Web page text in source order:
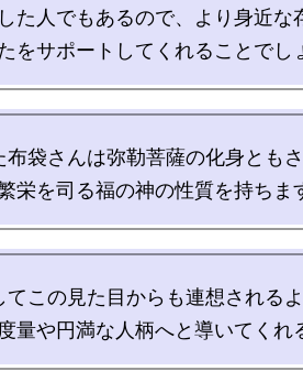
た人でもあるので、より身近な
布袋さんは弥勒菩薩の化身とも
てこの見た目からも連想される